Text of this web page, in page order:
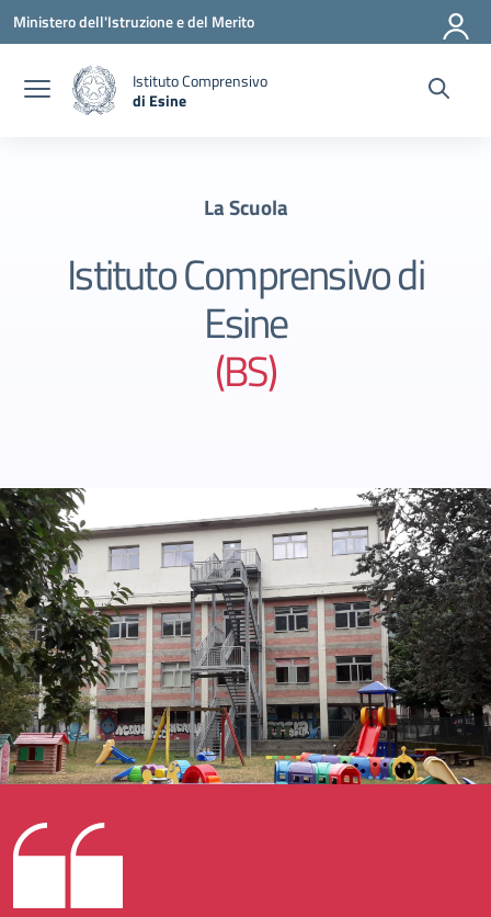
Vai ai contenuti
Vai al menu di navigazione
Vai al footer
Ministero dell'Istruzione e del Merito
Istituto Comprensivo
di Esine
La Scuola
Istituto Comprensivo di
Esine
(BS)